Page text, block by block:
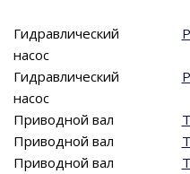
Гидравлический
насос
Гидравлический
насос
Приводной вал
Приводной вал
Приводной вал